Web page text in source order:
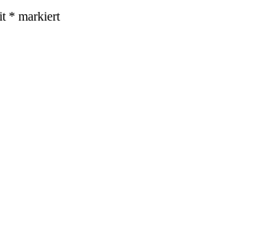
* markiert